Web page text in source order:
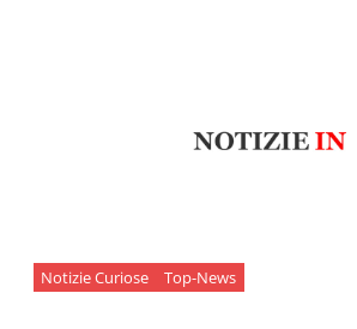
Notizie Curiose Top-News